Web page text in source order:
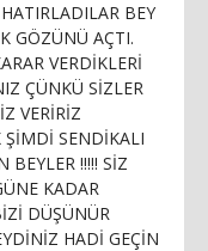
BEY
GÖZÜNÜ AÇTI.
VERDİKLERİ
ÇÜNKÜ SİZLER
VERİRİZ
ŞİMDİ SENDİKALI
!!!!! SİZ
KADAR
DÜŞÜNÜR
HADİ GEÇİN